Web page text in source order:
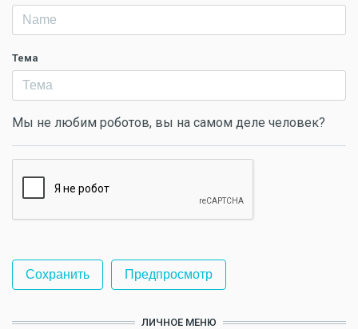
Тема
Мы не любим роботов, вы на самом деле человек?
ЛИЧНОЕ МЕНЮ